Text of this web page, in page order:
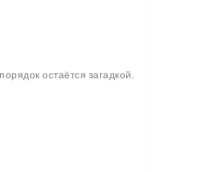
остаётся загадкой.